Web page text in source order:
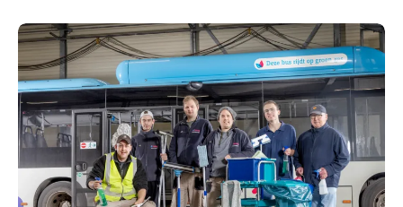
Vacatures9
Vertalen Voorlezen